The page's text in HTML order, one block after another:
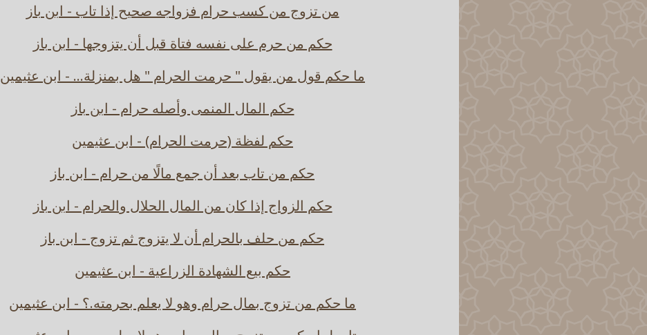
من تزوج من كسب حرام فزواجه صحيح إذا تاب - ابن باز
حكم من حرم على نفسه فتاة قبل أن يتزوجها - ابن باز
ما حكم قول من يقول " حرمت الحرام " هل بمنزلة... - ابن عثيمين
حكم المال المنمى وأصله حرام - ابن باز
حكم لفظة (حرمت الحرام) - ابن عثيمين
حكم من تاب بعد أن جمع مالًا من حرام - ابن باز
حكم الزواج إذا كان من المال الحلال والحرام - ابن باز
حكم من حلف بالحرام أن لا يتزوج ثم تزوج - ابن باز
حكم بيع الشهادة الزراعية - ابن عثيمين
ما حكم من تزوج بمال حرام وهو لا يعلم بحرمته.؟ - ابن عثيمين